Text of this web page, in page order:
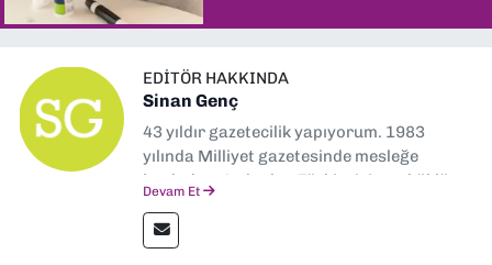
EDITÖR HAKKINDA
Sinan Genç
43 yıldır gazetecilik yapıyorum. 1983
yılında Milliyet gazetesinde mesleğe
başladım. Ardından Türkiye’nin en köklü
muhabir, editör, müdür yardımcısı ve spor
müdürü olarak görev yaptım. Ayrıca Yeni
Devam Et